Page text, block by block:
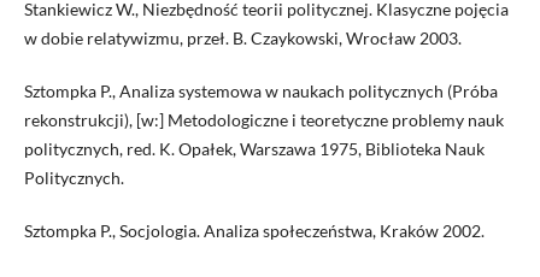
Stankiewicz W., Niezbędność teorii politycznej. Klasyczne pojęcia
w dobie relatywizmu, przeł. B. Czaykowski, Wrocław 2003.
Sztompka P., Analiza systemowa w naukach politycznych (Próba
rekonstrukcji), [w:] Metodologiczne i teoretyczne problemy nauk
politycznych, red. K. Opałek, Warszawa 1975, Biblioteka Nauk
Politycznych.
Sztompka P., Socjologia. Analiza społeczeństwa, Kraków 2002.